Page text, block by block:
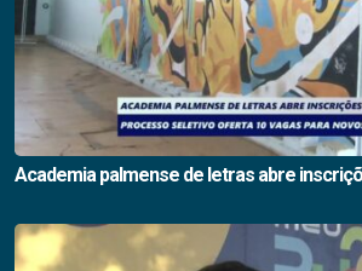
Academia palmense de letras abre